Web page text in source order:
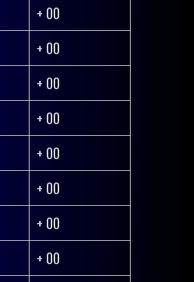
+ 00
+ 00
+ 00
+ 00
+ 00
+ 00
+ 00
+ 00